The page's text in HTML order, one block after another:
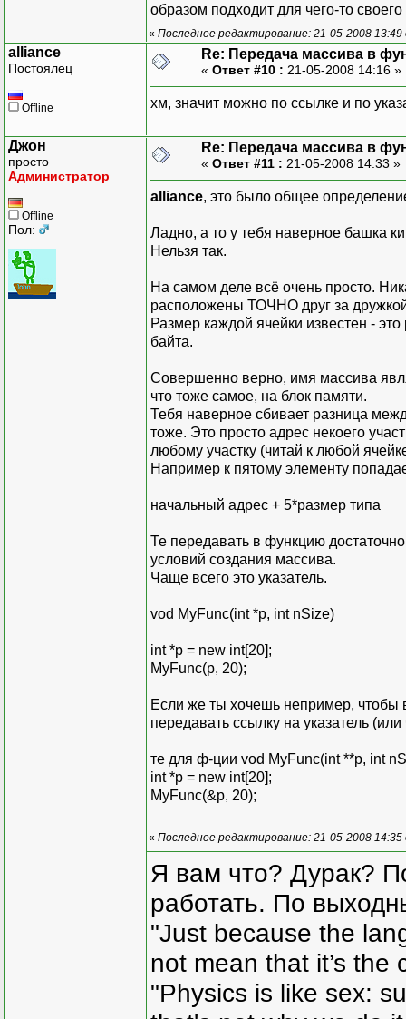
образом подходит для чего-то своего
« Последнее редактирование: 21-05-2008
alliance
Постоялец
Offline
Re: Передача массива в
« Ответ #10 : 21-05-2008 14:16 »
хм, значит можно по ссылке и по
Джон
просто
Администратор
Offline
Пол:
Re: Передача массива в
« Ответ #11 : 21-05-2008 14:33 »
alliance, это было общее
Ладно, а то у тебя наверное башка
Нельзя так.
На самом деле всё очень просто.
расположены ТОЧНО друг за
Размер каждой ячейки известен -
байта.
Совершенно верно, имя массива
что тоже самое, на блок памяти.
Тебя наверное сбивает разница
тоже. Это просто адрес некоего
любому участку (читай к любой
Например к пятому элементу
начальный адрес + 5*размер типа
Те передавать в функцию
условий создания массива.
Чаще всего это указатель.
vod MyFunc(int *p, int nSize)
int *p = new int[20];
MyFunc(p, 20);
Если же ты хочешь непример, чтобы
передавать ссылку на указатель
те для ф-ции vod MyFunc(int **p, int
int *p = new int[20];
MyFunc(&p, 20);
« Последнее редактирование: 21-05-2008
Я вам что? Дурак?
работать. По
"Just because the
not mean that it’s the
"Physics is like sex: